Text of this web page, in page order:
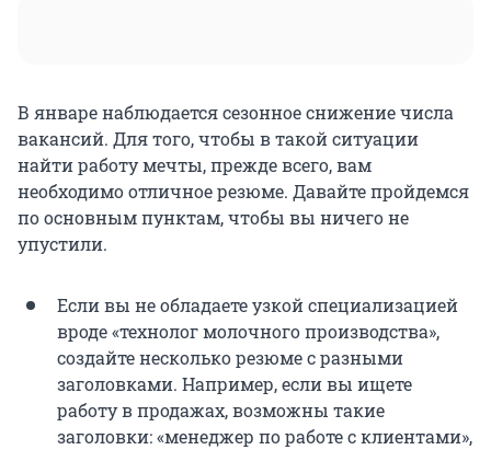
В январе наблюдается сезонное снижение числа
вакансий. Для того, чтобы в такой ситуации
найти работу мечты, прежде всего, вам
необходимо отличное резюме. Давайте пройдемся
по основным пунктам, чтобы вы ничего не
упустили.
Если вы не обладаете узкой специализацией
вроде «технолог молочного производства»,
создайте несколько резюме с разными
заголовками. Например, если вы ищете
работу в продажах, возможны такие
заголовки: «менеджер по работе с клиентами»,